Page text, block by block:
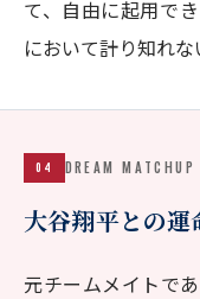
て、自由に起用で
において計り知れな
04 DREAM MATCHUP
大谷翔平との運
元チームメイトで